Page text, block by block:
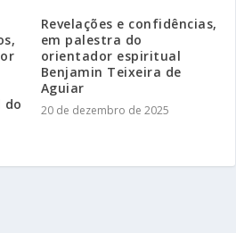
do
Revelações e confidências,
em palestra do
orientador espiritual
Benjamin Teixeira de
Aguiar
20 de dezembro de 2025